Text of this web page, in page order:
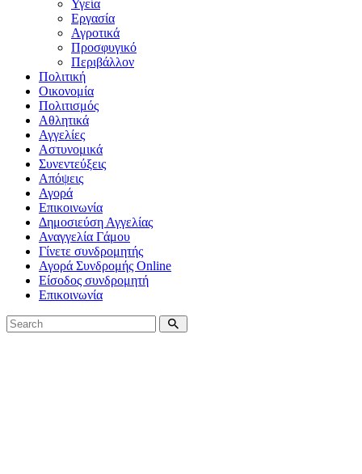
Υγεία
Εργασία
Αγροτικά
Προσφυγικό
Περιβάλλον
Πολιτική
Οικονομία
Πολιτισμός
Αθλητικά
Αγγελίες
Αστυνομικά
Συνεντεύξεις
Απόψεις
Αγορά
Επικοινωνία
Δημοσιεύση Αγγελίας
Αναγγελία Γάμου
Γίνετε συνδρομητής
Αγορά Συνδρομής Online
Είσοδος συνδρομητή
Επικοινωνία